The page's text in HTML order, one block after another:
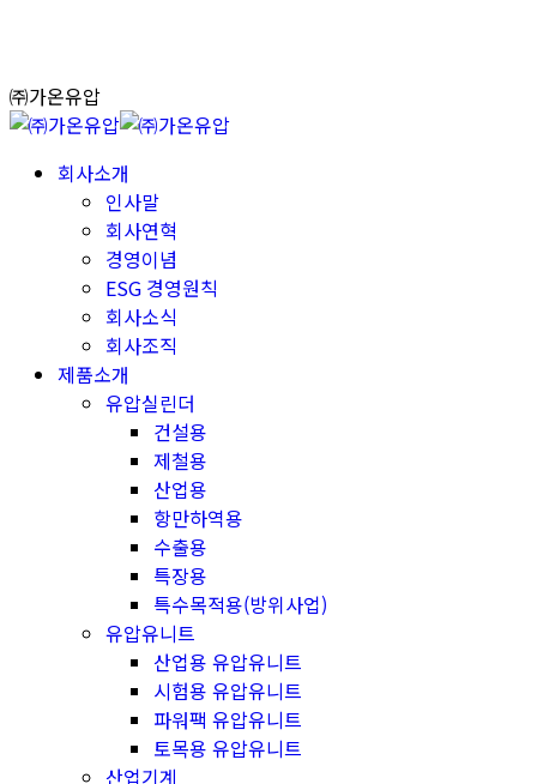
㈜가온유압
회사소개
인사말
회사연혁
경영이념
ESG 경영원칙
회사소식
회사조직
제품소개
유압실린더
건설용
제철용
산업용
항만하역용
수출용
특장용
특수목적용(방위사업)
유압유니트
산업용 유압유니트
시험용 유압유니트
파워팩 유압유니트
토목용 유압유니트
산업기계